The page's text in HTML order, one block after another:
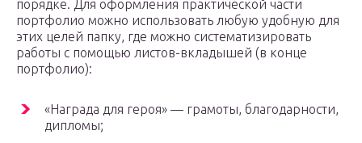
порядке. Для оформления практической части
портфолио можно использовать любую удобную для
этих целей папку, где можно систематизировать
работы с помощью листов-вкладышей (в конце
портфолио):
«Награда для героя» — грамоты, благодарности,
дипломы;